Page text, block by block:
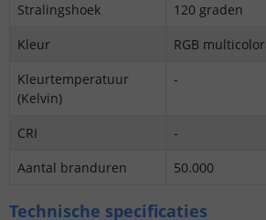
Stralingshoek
120 graden
Kleur
RGB multicolor
Kleurtemperatuur
(Kelvin)
-
CRI
-
Aantal branduren
50.000
Technische specificaties